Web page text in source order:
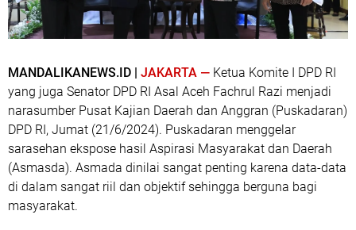
MANDALIKANEWS.ID | JAKARTA — Ketua Komite I DPD RI
yang juga Senator DPD RI Asal Aceh Fachrul Razi menjadi
narasumber Pusat Kajian Daerah dan Anggran (Puskadaran)
DPD RI, Jumat (21/6/2024). Puskadaran menggelar
sarasehan ekspose hasil Aspirasi Masyarakat dan Daerah
(Asmasda). Asmada dinilai sangat penting karena data-data
di dalam sangat riil dan objektif sehingga berguna bagi
masyarakat.